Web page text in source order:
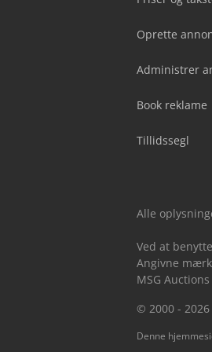
Oprette
Administrer
Book reklame
Tillidssegl
Alle
Ved at
Angivne
MSG
© 2000 - 2026
Denne